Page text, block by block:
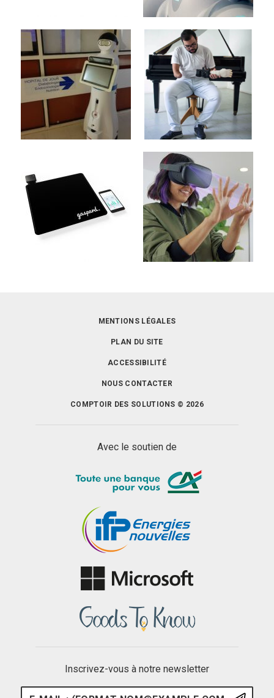
MENTIONS LÉGALES
PLAN DU SITE
ACCESSIBILITÉ
NOUS CONTACTER
COMPTOIR DES SOLUTIONS © 2026
Avec le soutien de
Inscrivez-vous à notre newsletter
E-mail : (format